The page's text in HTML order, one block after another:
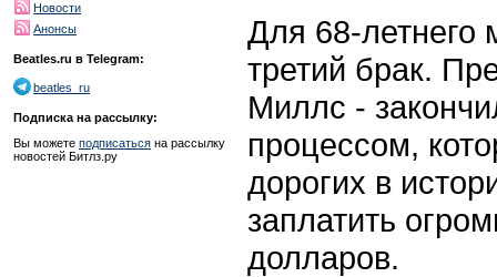
Новости
Анонсы
Beatles.ru в Telegram:
beatles_ru
Подписка на рассылку:
Вы можете подписаться на рассылку
новостей Битлз.ру
Для 68-летнего
третий брак.
Миллс -
процессом,
дорогих в
заплатить
долларов.